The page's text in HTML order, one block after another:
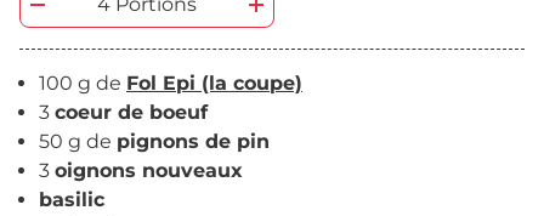
100 g de Fol Epi (la coupe)
3 coeur de boeuf
50 g de pignons de pin
3 oignons nouveaux
basilic